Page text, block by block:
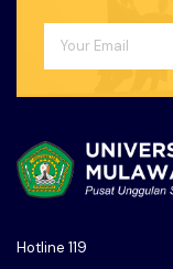
Hotline 119